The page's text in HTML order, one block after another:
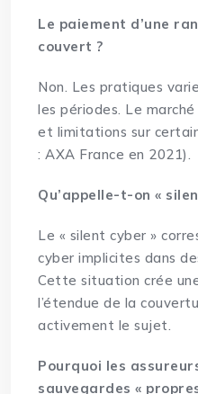
Le paiement d’une
couvert ?
Non. Les pratiques
les périodes. Le
et limitations sur
: AXA France en 2021).
Qu’appelle-t-on «
Le « silent cyber »
cyber implicites dans
Cette situation crée
l’étendue de la
activement le sujet.
Pourquoi les
sauvegardes «